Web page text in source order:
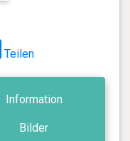
Teilen
Information
Bilder